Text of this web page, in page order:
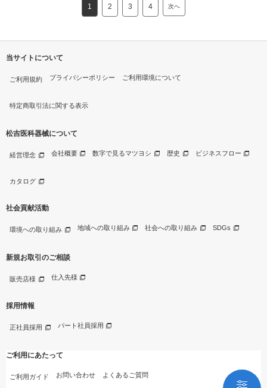
1 2 3 4 次へ
当サイトについて
ご利用規約 プライバシーポリシー ご利用環境について
特定商取引法に関する表示
松吉医科器械について
経営理念 会社概要 数字で見るマツヨシ 歴史 ビジネスフロー
カタログ
社会貢献活動
環境への取り組み 地域への取り組み 社会への取り組み SDGs
新規お取引のご相談
販売店様 仕入先様
採用情報
正社員採用 パート社員採用
ご利用にあたって
ご利用ガイド お問い合わせ よくあるご質問